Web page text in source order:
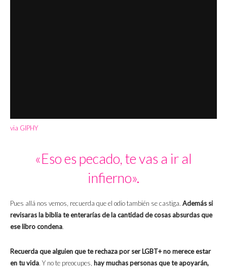
via GIPHY
«Eso es pecado, te vas a ir al
infierno».
Pues allá nos vemos, recuerda que el odio también se castiga. Además si
revisaras la biblia te enterarías de la cantidad de cosas absurdas que
ese libro condena.
Recuerda que alguien que te rechaza por ser LGBT+ no merece estar
en tu vida. Y no te preocupes, hay muchas personas que te apoyarán,